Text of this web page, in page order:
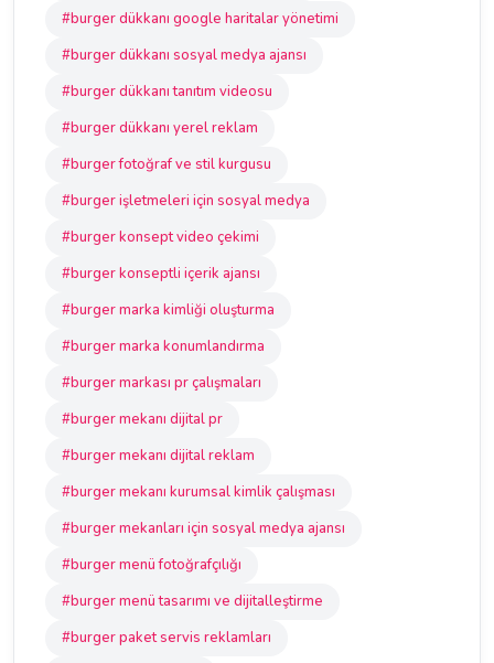
#burger dükkanı google haritalar yönetimi
#burger dükkanı sosyal medya ajansı
#burger dükkanı tanıtım videosu
#burger dükkanı yerel reklam
#burger fotoğraf ve stil kurgusu
#burger işletmeleri için sosyal medya
#burger konsept video çekimi
#burger konseptli içerik ajansı
#burger marka kimliği oluşturma
#burger marka konumlandırma
#burger markası pr çalışmaları
#burger mekanı dijital pr
#burger mekanı dijital reklam
#burger mekanı kurumsal kimlik çalışması
#burger mekanları için sosyal medya ajansı
#burger menü fotoğrafçılığı
#burger menü tasarımı ve dijitalleştirme
#burger paket servis reklamları